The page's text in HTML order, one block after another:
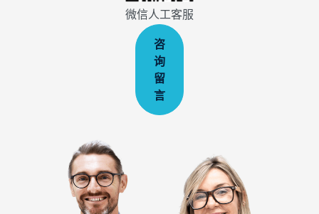
微信人工客服
咨
询
留
言